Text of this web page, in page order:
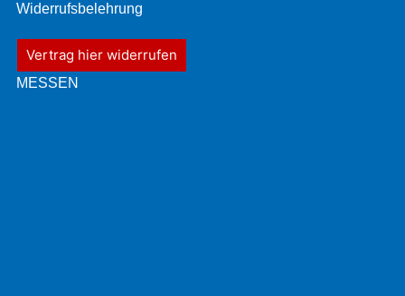
Widerrufsbelehrung
Vertrag hier widerrufen
MESSEN